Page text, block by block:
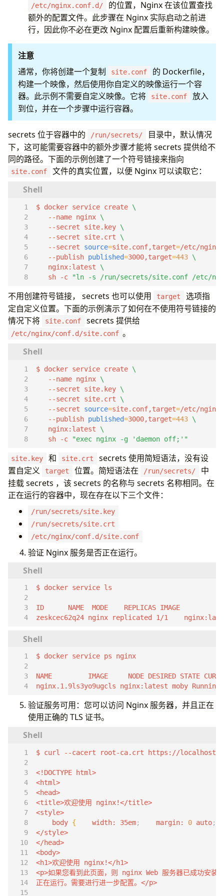
/etc/nginx.conf.d/
的位置，Nginx 在该位置查找
额外的配置文件。此步骤在 Nginx 实际启动之前进
行，因此你不必在更改 Nginx 配置后重新构建映像。
注意
通常，你将创建一个复制
site.conf
的 Dockerfile，
构建一个映像，然后使用你自定义的映像运行一个容
器。此示例不需要自定义映像。它将
site.conf
放入
到位，并在一个步骤中运行容器。
secrets 位于容器中的 /run/secrets/
目录中，默认情况
下，这可能需要容器中的额外步骤才能将 secrets 提供给不
同的路径。下面的示例创建了一个符号链接来指向
site.conf 文件的真实位置，以便 Nginx 可以读取它：
$ docker service create
   --name nginx
   --secret site.key
   --secret site.crt
   --secret
source=site.conf,target=/etc/
   --publish
published=3000,target=443
   nginx:latest
   sh -c
"ln -s /run/secrets/site.conf /etc/
不用创建符号链接， secrets 也可以使用 target
选项指
定自定义位置。下面的示例演示了如何在不使用符号链接的
情况下将
site.conf secrets 提供给
/etc/nginx/conf.d/site.conf 。
$ docker service create
   --name nginx
   --secret site.key
   --secret site.crt
   --secret
source=site.conf,target=/etc/
   --publish
published=3000,target=443
   nginx:latest
   sh -c
"exec nginx -g 'daemon off;'"
site.key 和 site.crt
secrets 使用简短语法，没有设
置自定义
target 位置。简短语法在 /run/secrets/
中
挂载 secrets ，该 secrets 的名称与 secrets 名称相同。在
正在运行的容器中，现在存在以下三个文件：
/run/secrets/site.key
/run/secrets/site.crt
/etc/nginx/conf.d/site.conf
验证 Nginx 服务是否正在运行。
zeskcec62q24 nginx replicated 1/1
nginx.1.9ls3yo9ugcls nginx:latest moby
验证服务可用：您可以访问 Nginx 服务器，并且正在
使用正确的 TLS 证书。
    body
{
    width: 35em
;
    margin:
0 auto;